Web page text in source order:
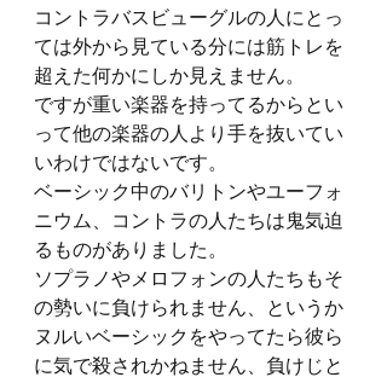
コントラバスビューグルの人にとっ
ては外から見ている分には筋トレを
超えた何かにしか見えません。
ですが重い楽器を持ってるからとい
って他の楽器の人より手を抜いてい
いわけではないです。
ベーシック中のバリトンやユーフォ
ニウム、コントラの人たちは鬼気迫
るものがありました。
ソプラノやメロフォンの人たちもそ
の勢いに負けられません、というか
ヌルいベーシックをやってたら彼ら
に気で殺されかねません、負けじと